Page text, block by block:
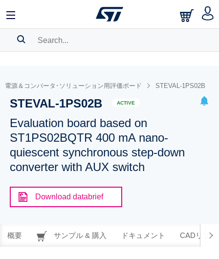
BOOKMARK
Please log in to show your saved searches.
電源＆コンバータ･ソリューション用評価ボード STEVAL-1PS02B
STEVAL-1PS02B ACTIVE
Evaluation board based on
ST1PS02BQTR 400 mA nano-
quiescent synchronous step-down
converter with AUX switch
Download databrief
概要 サンプル & 購入 ドキュメント CADリソー